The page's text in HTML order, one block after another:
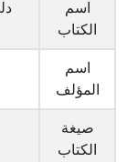
اسم
الكتاب
اسم
المؤلف
صيغة
الكتاب